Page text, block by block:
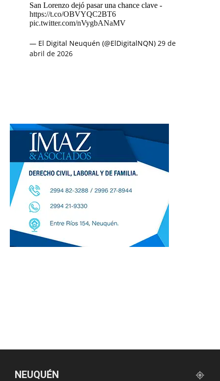
San Lorenzo dejó pasar una chance clave -
https://t.co/OBVYQC2BT6
pic.twitter.com/nVygbANaMV
— El Digital Neuquén (@ElDigitalNQN) 29 de
abril de 2026
NEUQUÉN